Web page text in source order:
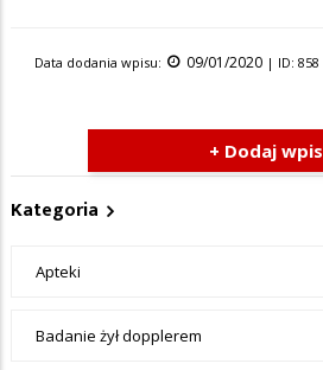
Data dodania wpisu: 09/01/2020 | ID: 858
+ Dodaj wpis
Kategoria
Apteki
Badanie żył dopplerem